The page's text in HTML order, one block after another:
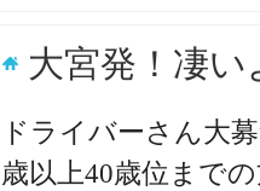
大宮発！凄
ドライバーさん大
歳以上40歳位まで